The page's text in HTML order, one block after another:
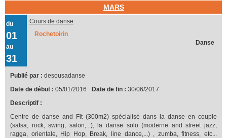
MARS
du
01
au
31
Cours de danse
Rochetoirin
Danse
Publié par : desousadanse
Date de début : 05/01/2016 Date de fin : 30/06/2017
Descriptif :
Centre de danse and Fit (300m2) spécialisé dans la danse en couple
(salsa, rock, swing, salon,...), la danse solo (moderne and street jazz,
ragga, orientale, Hip Hop, Break, line dance,...) , zumba, fitness, etc...